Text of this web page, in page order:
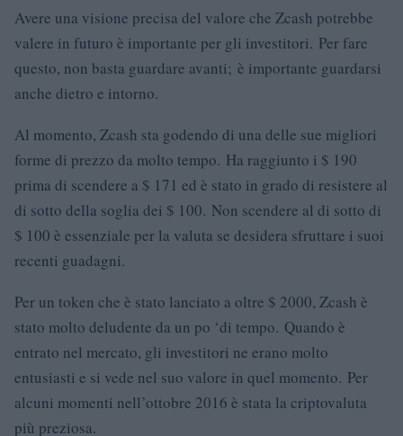
Avere una visione precisa del valore che Zcash potrebbe
valere in futuro è importante per gli investitori. Per fare
questo, non basta guardare avanti; è importante guardarsi
anche dietro e intorno.
Al momento, Zcash sta godendo di una delle sue migliori
forme di prezzo da molto tempo. Ha raggiunto i $ 190
prima di scendere a $ 171 ed è stato in grado di resistere al
di sotto della soglia dei $ 100. Non scendere al di sotto di
$ 100 è essenziale per la valuta se desidera sfruttare i suoi
recenti guadagni.
Per un token che è stato lanciato a oltre $ 2000, Zcash è
stato molto deludente da un po ‘di tempo. Quando è
entrato nel mercato, gli investitori ne erano molto
entusiasti e si vede nel suo valore in quel momento. Per
alcuni momenti nell’ottobre 2016 è stata la criptovaluta
più preziosa.